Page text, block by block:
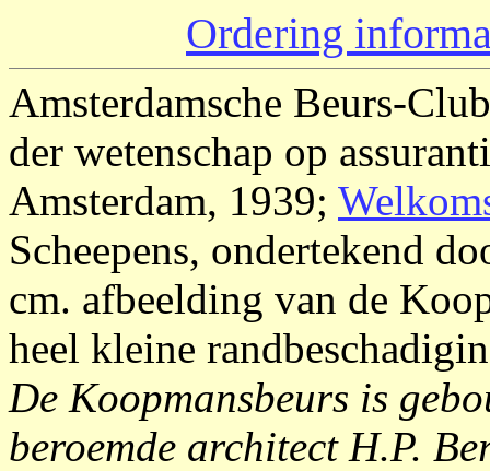
Ordering
Amsterdamsche Beurs-
der wetenschap op
Amsterdam, 1939;
Scheepens, ondertekend
cm. afbeelding van de
heel kleine
De Koopmansbeurs is
beroemde architect H.P.